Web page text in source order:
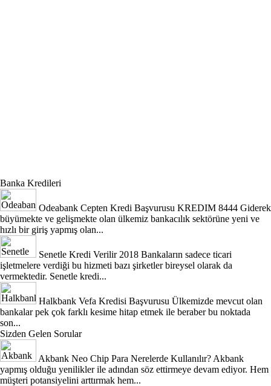
Banka Kredileri
Odeabank Cepten Kredi Başvurusu KREDIM 8444 Giderek
büyümekte ve gelişmekte olan ülkemiz bankacılık sektörüne yeni ve
hızlı bir giriş yapmış olan...
Senetle Kredi Verilir 2018 Bankaların sadece ticari
işletmelere verdiği bu hizmeti bazı şirketler bireysel olarak da
vermektedir. Senetle kredi...
Halkbank Vefa Kredisi Başvurusu Ülkemizde mevcut olan
bankalar pek çok farklı kesime hitap etmek ile beraber bu noktada
son...
Sizden Gelen Sorular
Akbank Neo Chip Para Nerelerde Kullanılır? Akbank
yapmış olduğu yenilikler ile adından söz ettirmeye devam ediyor. Hem
müşteri potansiyelini arttırmak hem...